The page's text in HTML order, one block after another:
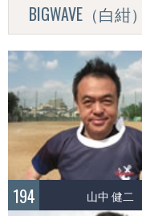
BIGWAVE（白
194 山中 健二